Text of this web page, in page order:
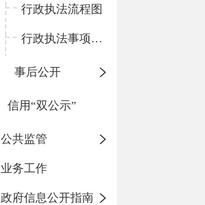
行政执法流程图
行政执法事项清单
事后公开
信用“双公示”
公共监管
业务工作
政府信息公开指南